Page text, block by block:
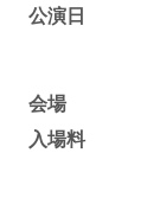
公演日
会場
入場料